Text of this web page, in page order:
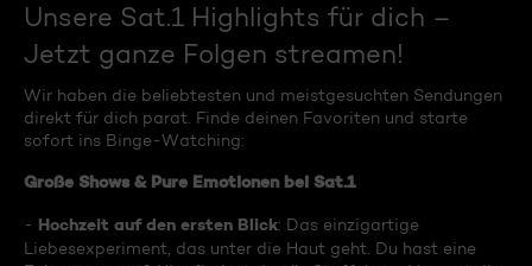
Unsere Sat.1 Highlights für dich –
Jetzt ganze Folgen streamen!
Wir haben die beliebtesten und meistgesuchten Sendungen
direkt für dich parat. Finde deinen Favoriten und starte
sofort ins Binge-Watching:
Große Shows & Pure Emotionen bei Sat.1
- Hochzeit auf den ersten Blick: Das einzigartige
Liebesexperiment, das unter die Haut geht. Du hast eine